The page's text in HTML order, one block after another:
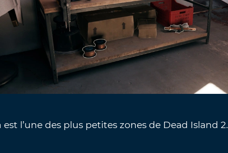
est l’une des plus petites zones de Dead Island 2.